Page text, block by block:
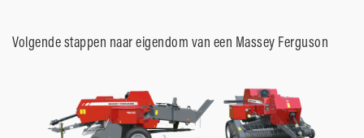
Volgende stappen naar eigendom van een Massey Ferguson